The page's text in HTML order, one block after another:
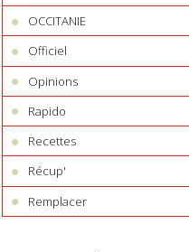
OCCITANIE
Officiel
Opinions
Rapido
Recettes
Récup'
Remplacer